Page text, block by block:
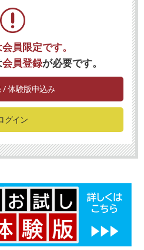
員限定です。
会員登録が必要です。
/ 体験版申込み
グイン